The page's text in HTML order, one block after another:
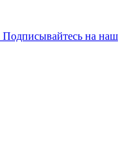
Подписывайтесь на наш